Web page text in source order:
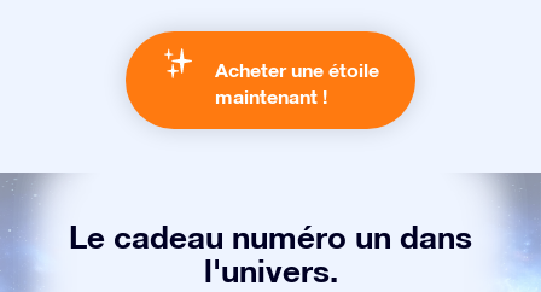
Acheter une étoile
maintenant !
Le cadeau numéro un dans
l'univers.